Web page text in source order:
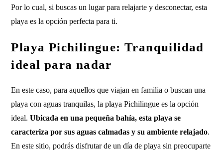
Por lo cual, si buscas un lugar para relajarte y desconectar, esta
playa es la opción perfecta para ti.
Playa Pichilingue: Tranquilidad
ideal para nadar
En este caso, para aquellos que viajan en familia o buscan una
playa con aguas tranquilas, la playa Pichilingue es la opción
ideal.Ubicada en una pequeña bahía, esta playa se
caracteriza por sus aguas calmadas y su ambiente relajado.
En este sitio, podrás disfrutar de un día de playa sin preocuparte